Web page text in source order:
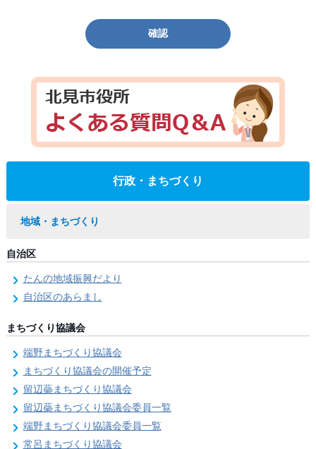
確認
行政・まちづくり
地域・まちづくり
自治区
たんの地域振興だより
自治区のあらまし
まちづくり協議会
端野まちづくり協議会
まちづくり協議会の開催予定
留辺蘂まちづくり協議会
留辺蘂まちづくり協議会委員一覧
端野まちづくり協議会委員一覧
常呂まちづくり協議会